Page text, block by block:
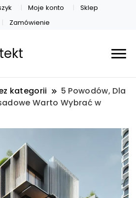
Moje konto
Sklep
Zamówienie
kategorii
5 Powodów, Dla
Warto Wybrać w